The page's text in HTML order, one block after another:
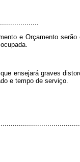
e Orçamento
ensejará graves
e tempo de serviço.